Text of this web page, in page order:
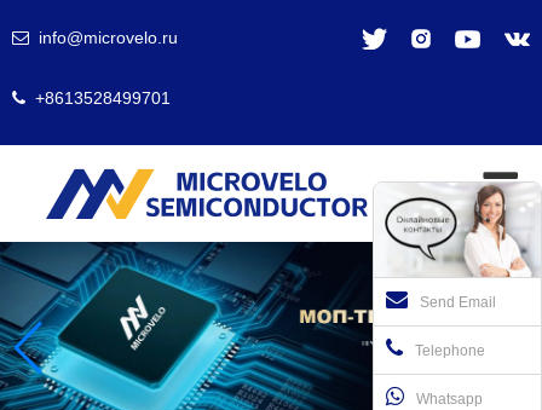
info@microvelo.ru
+8613528499701
Send Email
Telephone
Whatsapp